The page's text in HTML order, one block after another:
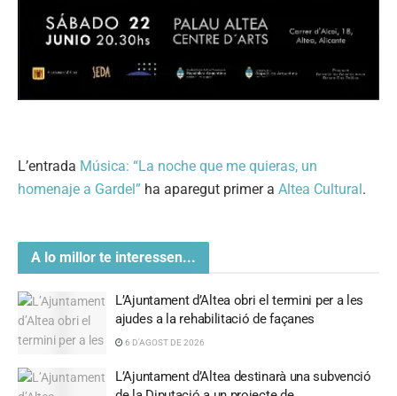
L’entrada Música: “La noche que me quieras, un
homenaje a Gardel” ha aparegut primer a Altea Cultural .
A lo millor te interessen...
L’Ajuntament d’Altea obri el termini per a les
ajudes a la rehabilitació de façanes
6 D'AGOST DE 2026
L’Ajuntament d’Altea destinarà una subvenció